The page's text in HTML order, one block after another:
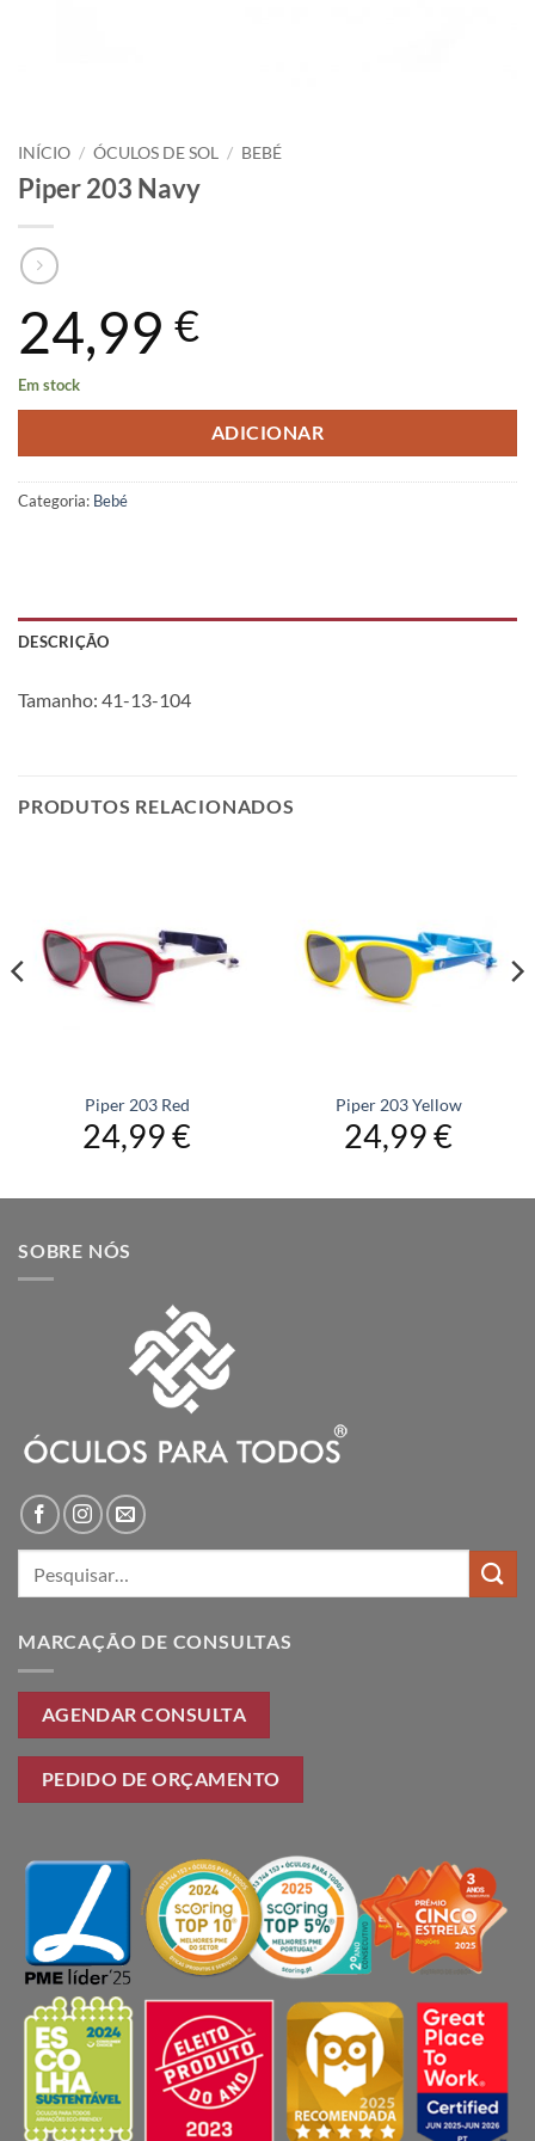
INÍCIO / ÓCULOS DE SOL / BEBÉ
Piper 203 Navy
24,99 €
Em stock
ADICIONAR
Categoria: Bebé
DESCRIÇÃO
Tamanho: 41-13-104
PRODUTOS RELACIONADOS
Piper 203 Red
24,99€
Piper 203 Yellow
24,99€
SOBRE NÓS
MARCAÇÃO DE CONSULTAS
AGENDAR CONSULTA
PEDIDO DE ORÇAMENTO